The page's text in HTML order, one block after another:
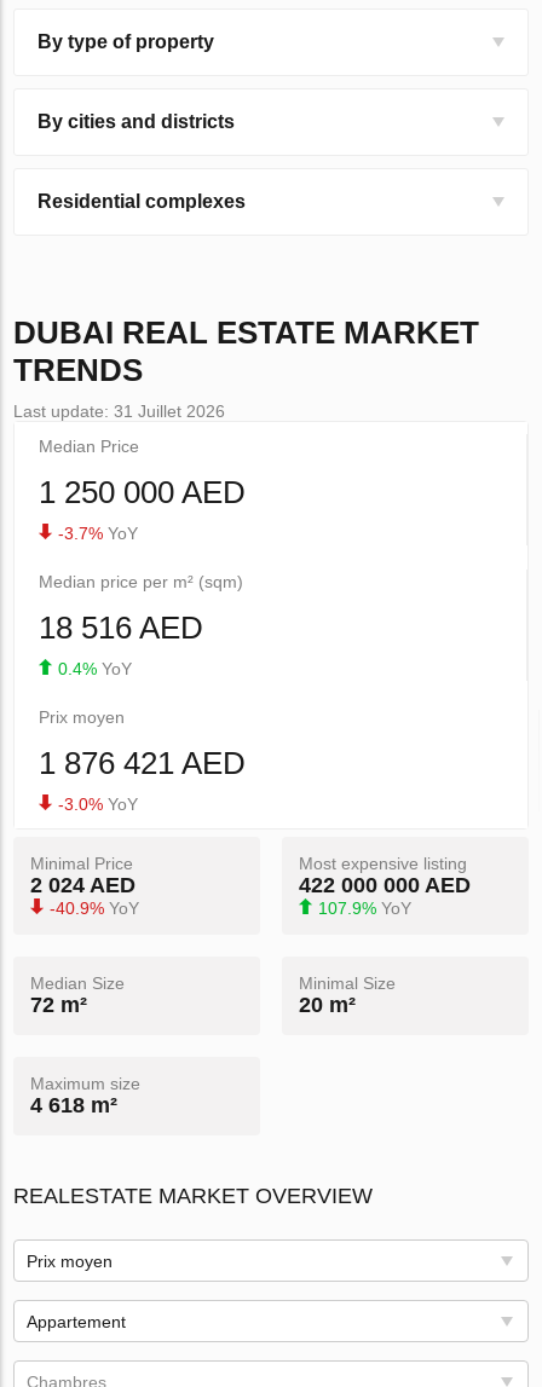
By type of property
By cities and districts
Residential complexes
DUBAI REAL ESTATE MARKET
TRENDS
Last update: 31 Juillet 2026
Median Price
1 250 000 AED
-3.7% YoY
Median price per m² (sqm)
18 516 AED
0.4% YoY
Prix ​​moyen
1 876 421 AED
-3.0% YoY
Minimal Price
2 024 AED
-40.9% YoY
Most expensive listing
422 000 000 AED
107.9% YoY
Median Size
72 m²
Minimal Size
20 m²
Maximum size
4 618 m²
REALESTATE MARKET OVERVIEW
Prix ​​moyen
Appartement
Chambres